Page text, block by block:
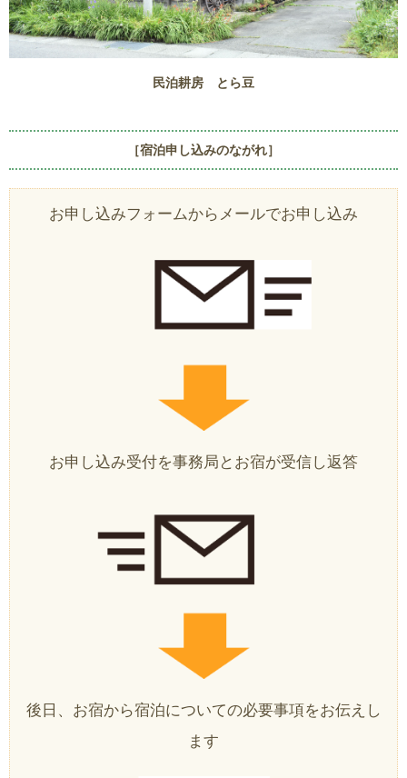
民泊耕房 とら豆
［宿泊申し込みのながれ］
お申し込みフォームからメールでお申し込み
お申し込み受付を事務局とお宿が受信し返答
後日、お宿から宿泊についての必要事項をお伝えし
ます